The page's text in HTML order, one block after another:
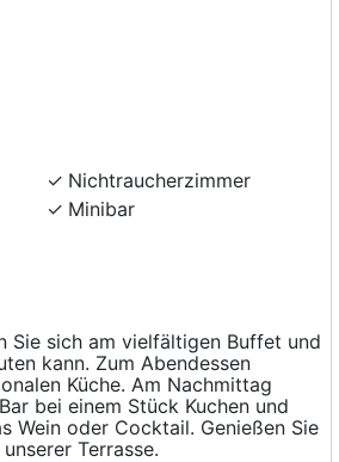
Nichtraucherzimmer
Minibar
Sie sich am vielfältigen Buffet und
kann. Zum Abendessen
Küche. Am Nachmittag
bei einem Stück Kuchen und
Wein oder Cocktail. Genießen Sie
Terrasse.